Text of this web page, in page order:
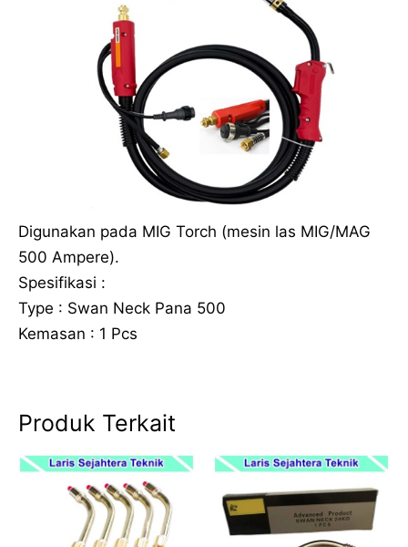
Digunakan pada MIG Torch (mesin las MIG/MAG
500 Ampere).
Spesifikasi :
Type : Swan Neck Pana 500
Kemasan : 1 Pcs
Produk Terkait